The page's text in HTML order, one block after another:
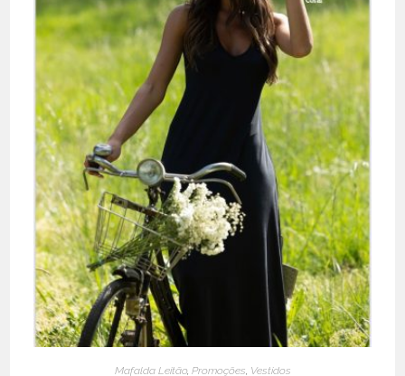
Mafalda Leitão, Promoções Vestidos